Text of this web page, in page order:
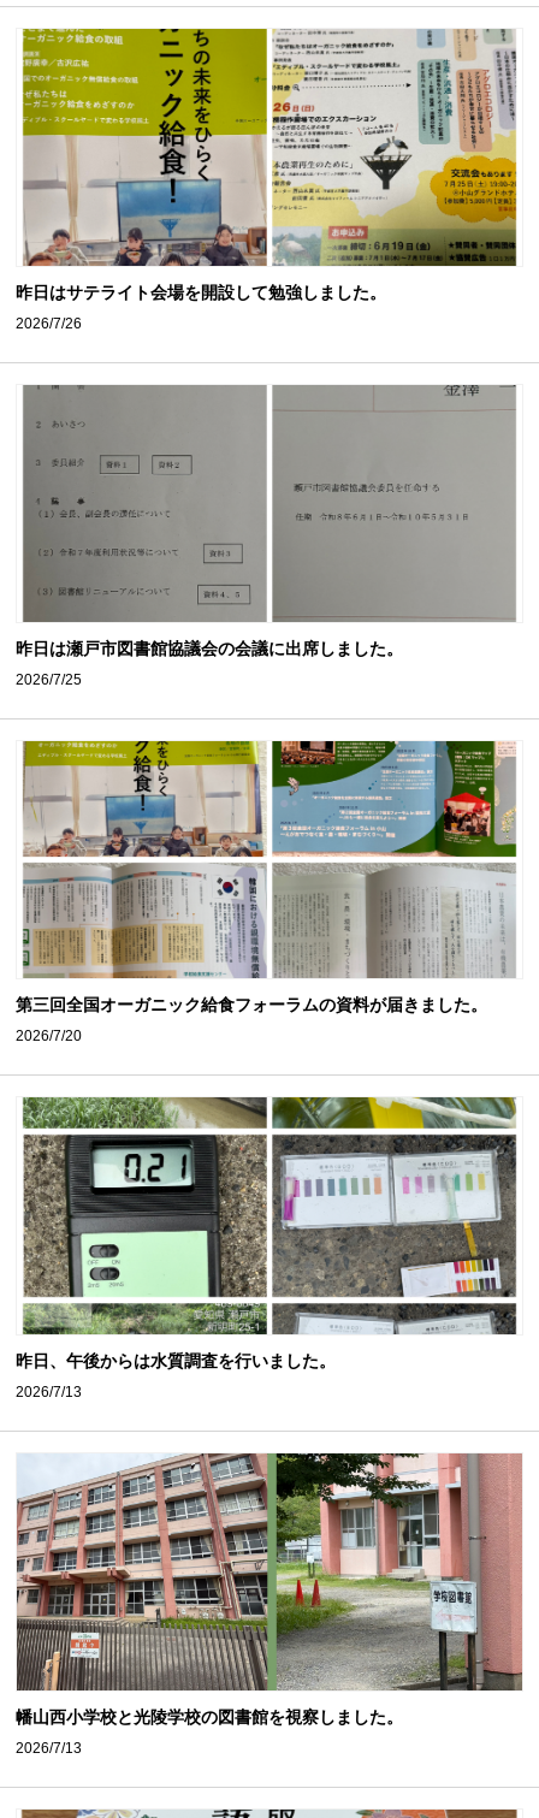
昨日はサテライト会場を開設して勉強しました。
2026/7/26
昨日は瀬戸市図書館協議会の会議に出席しました。
2026/7/25
第三回全国オーガニック給食フォーラムの資料が届きました。
2026/7/20
昨日、午後からは水質調査を行いました。
2026/7/13
幡山西小学校と光陵学校の図書館を視察しました。
2026/7/13